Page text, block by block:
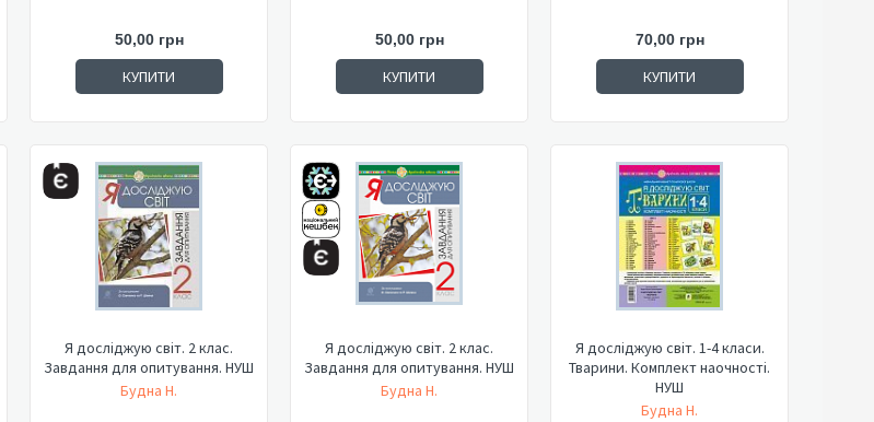
50,00 грн
КУПИТИ
50,00 грн
КУПИТИ
70,00 грн
КУПИТИ
Я досліджую світ. 2 клас.
Завдання для опитування. НУШ
Будна Н.
Я досліджую світ. 2 клас.
Завдання для опитування. НУШ
Будна Н.
Я досліджую світ. 1-4 класи.
Тварини. Комплект наочності.
НУШ
Будна Н.